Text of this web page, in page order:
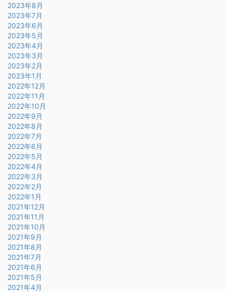
2023年8月
2023年7月
2023年6月
2023年5月
2023年4月
2023年3月
2023年2月
2023年1月
2022年12月
2022年11月
2022年10月
2022年9月
2022年8月
2022年7月
2022年6月
2022年5月
2022年4月
2022年3月
2022年2月
2022年1月
2021年12月
2021年11月
2021年10月
2021年9月
2021年8月
2021年7月
2021年6月
2021年5月
2021年4月